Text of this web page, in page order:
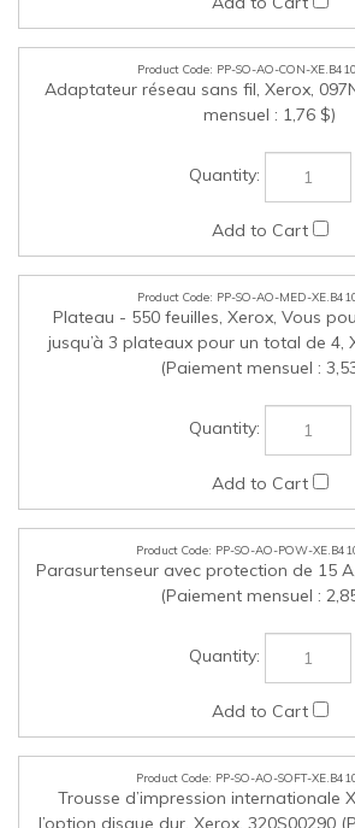
PP-SO-AO-CON-
Adaptateur réseau sans fil, Xerox,
mensuel : 1,76 $)
PP-SO-AO-MED-
jusqu’à 3 plateaux pour un total de 4,
(Paiement mensuel :
Parasurtenseur avec protection de 15
(Paiement mensuel :
PP-SO-AO-SOFT-
Trousse d’impression internationale
7,06 $)